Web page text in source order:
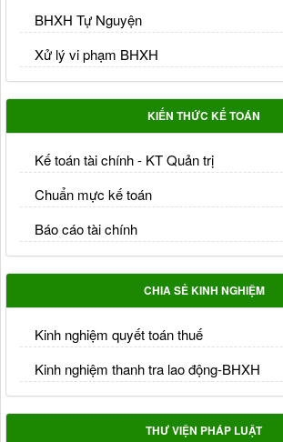
BHXH Tự Nguyện
Xử lý vi phạm BHXH
KIẾN THỨC KẾ TOÁN
Kế toán tài chính - KT Quản trị
Chuẩn mực kế toán
Báo cáo tài chính
CHIA SẺ KINH NGHIỆM
Kinh nghiệm quyết toán thuế
Kinh nghiệm thanh tra lao động-BHXH
THƯ VIỆN PHÁP LUẬT